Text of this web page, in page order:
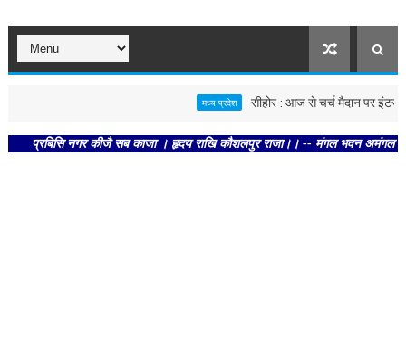
मध्य प्रदेश सीहोर : आज से चर्च मैदान पर इंटर स्कूल
नगर कीजै सब काजा । हृदय राखि कौशलपुर राजा।। -- मंगल भवन अमंगल हारी।